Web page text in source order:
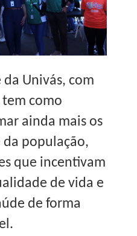
da Univás, com
tem como
ainda mais os
da população,
que incentivam
de vida e
de forma